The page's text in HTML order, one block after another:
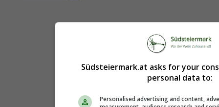
Südsteiermark.at asks for your
personal data to:
Personalised advertising and content,